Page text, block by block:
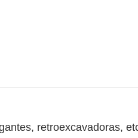
retroexcavadoras,